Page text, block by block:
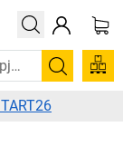
belül
Keresés